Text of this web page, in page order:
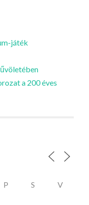
játék
a 200 éves
P S V